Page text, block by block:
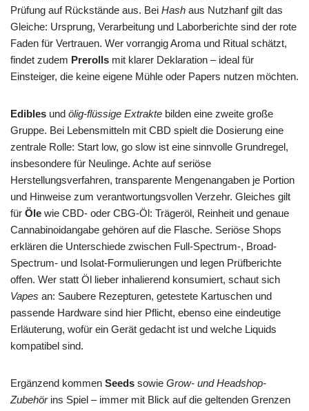
Prüfung auf Rückstände aus. Bei Hash aus Nutzhanf gilt das
Gleiche: Ursprung, Verarbeitung und Laborberichte sind der rote
Faden für Vertrauen. Wer vorrangig Aroma und Ritual schätzt,
findet zudem Prerolls mit klarer Deklaration – ideal für
Einsteiger, die keine eigene Mühle oder Papers nutzen möchten.
Edibles und ölig-flüssige Extrakte bilden eine zweite große
Gruppe. Bei Lebensmitteln mit CBD spielt die Dosierung eine
zentrale Rolle: Start low, go slow ist eine sinnvolle Grundregel,
insbesondere für Neulinge. Achte auf seriöse
Herstellungsverfahren, transparente Mengenangaben je Portion
und Hinweise zum verantwortungsvollen Verzehr. Gleiches gilt
für Öle wie CBD- oder CBG-Öl: Trägeröl, Reinheit und genaue
Cannabinoidangabe gehören auf die Flasche. Seriöse Shops
erklären die Unterschiede zwischen Full-Spectrum-, Broad-
Spectrum- und Isolat-Formulierungen und legen Prüfberichte
offen. Wer statt Öl lieber inhalierend konsumiert, schaut sich
Vapes an: Saubere Rezepturen, getestete Kartuschen und
passende Hardware sind hier Pflicht, ebenso eine eindeutige
Erläuterung, wofür ein Gerät gedacht ist und welche Liquids
kompatibel sind.
Ergänzend kommen Seeds sowie Grow- und Headshop-
Zubehörins Spiel – immer mit Blick auf die geltenden Grenzen